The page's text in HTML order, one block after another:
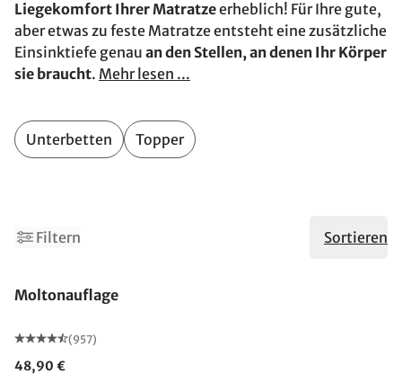
Liegekomfort Ihrer Matratzeerheblich! Für Ihre gute,
aber etwas zu feste Matratze entsteht eine zusätzliche
Einsinktiefe genau an den Stellen, an denen Ihr Körper
sie braucht. Mehr lesen ...
Unterbetten Topper
Filtern Sortieren
Moltonauflage
(957)
48,90 €